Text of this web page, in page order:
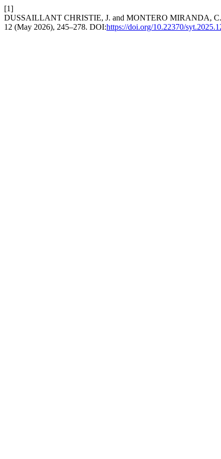
[1]
DUSSAILLANT CHRISTIE, J. and MONTERO MIRANDA, C.
12 (May 2026), 245–278. DOI:https://doi.org/10.22370/